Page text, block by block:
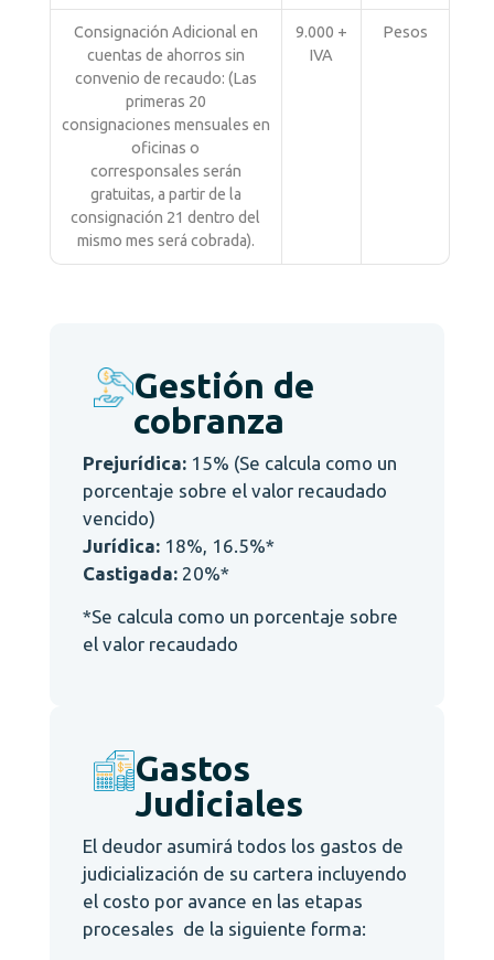
Consignación Adicional en
cuentas de ahorros sin
convenio de recaudo: (Las
primeras 20
consignaciones mensuales en
oficinas o
corresponsales serán
gratuitas, a partir de la
consignación 21 dentro del
mismo mes será cobrada).
9.000 +
IVA
Pesos
Gestión de
cobranza
Prejurídica:15% (Se calcula como un
porcentaje sobre el valor recaudado
vencido)
Jurídica:18%, 16.5%*
Castigada:20%*
*Se calcula como un porcentaje sobre
el valor recaudado
Gastos
Judiciales
El deudor asumirá todos los gastos de
judicialización de su cartera incluyendo
el costo por avance en las etapas
procesales de la siguiente forma: